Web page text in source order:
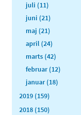
juli (11)
juni (21)
maj (21)
april (24)
marts (42)
februar (12)
januar (18)
2019 (159)
2018 (150)